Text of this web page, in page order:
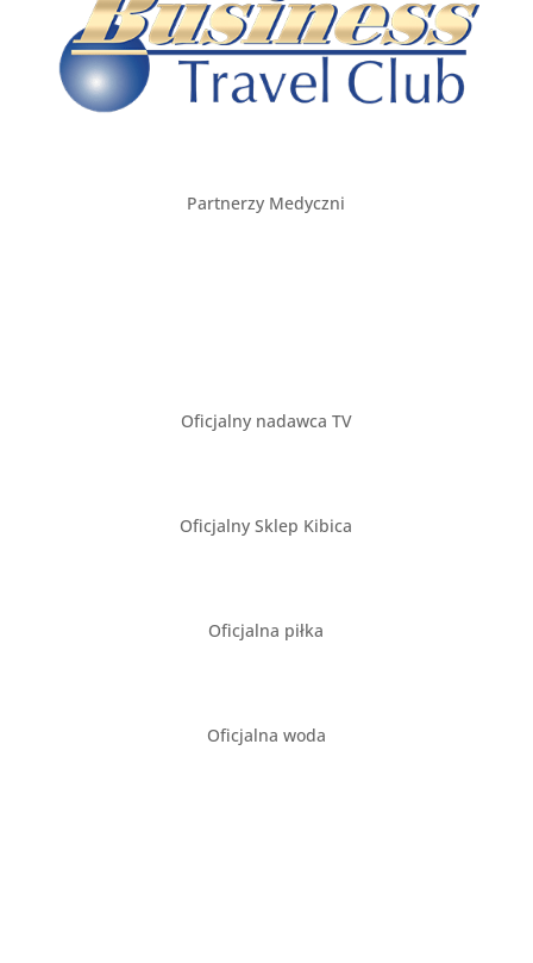
Partnerzy Medyczni
Oficjalny nadawca TV
Oficjalny Sklep Kibica
Oficjalna piłka
Oficjalna woda